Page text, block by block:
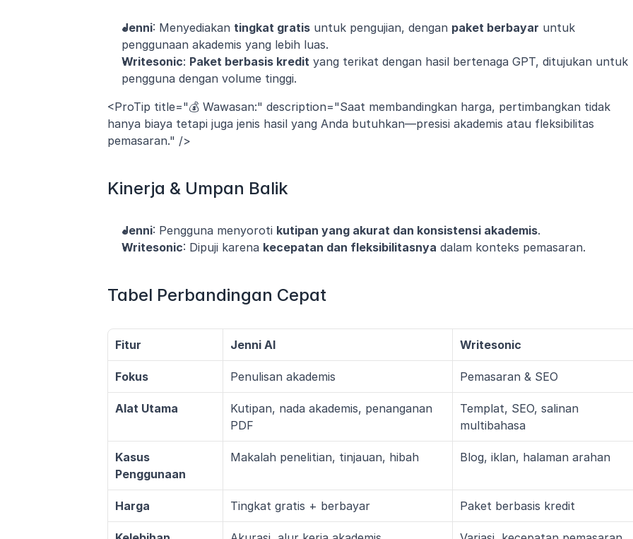
Jenni: Menyediakan tingkat gratis untuk pengujian, dengan paket berbayar untuk
penggunaan akademis yang lebih luas.
Writesonic: Paket berbasis kredit yang terikat dengan hasil bertenaga GPT, ditujukan untuk
pengguna dengan volume tinggi.
<ProTip title="💰 Wawasan:" description="Saat membandingkan harga, pertimbangkan tidak
hanya biaya tetapi juga jenis hasil yang Anda butuhkan—presisi akademis atau fleksibilitas
pemasaran." />
Kinerja & Umpan Balik
Jenni: Pengguna menyoroti kutipan yang akurat dan konsistensi akademis.
Writesonic: Dipuji karena kecepatan dan fleksibilitasnya dalam konteks pemasaran.
Tabel Perbandingan Cepat
Fitur Jenni AI Writesonic
Fokus Penulisan akademis Pemasaran & SEO
Alat Utama
Kutipan, nada akademis, penanganan
PDF
Templat, SEO, salinan
multibahasa
Kasus
Penggunaan
Makalah penelitian, tinjauan, hibah Blog, iklan, halaman arahan
Harga Tingkat gratis + berbayar Paket berbasis kredit